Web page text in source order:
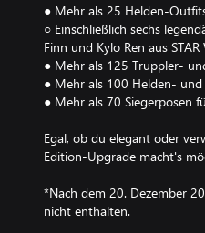
● Mehr als 25 Helden-
○ Einschließlich sechs
Finn und Kylo Ren aus STAR
● Mehr als 125 Truppler-
● Mehr als 100 Helden-
● Mehr als 70 Siegerposen
Egal, ob du elegant oder
Edition-Upgrade macht's
*Nach dem 20. Dezember
nicht enthalten.